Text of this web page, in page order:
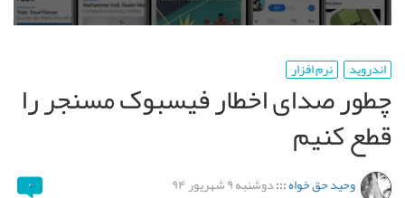
اندروید نرم افزار
چطور صدای اخطار فیسبوک مسنجر را
قطع کنیم
وحید حق خواه:::دوشنبه ۹ شهریور ۹۴ ۰